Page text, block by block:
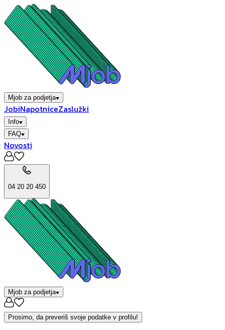
Mjob za podjetja
JobiNapotniceZaslužki
Info
FAQ
Novosti
04 20 20 450
Mjob za podjetja
Prosimo, da preveriš svoje podatke v profilu!